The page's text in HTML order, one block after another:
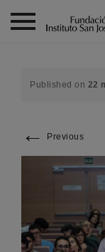
Published on 22
← Previous